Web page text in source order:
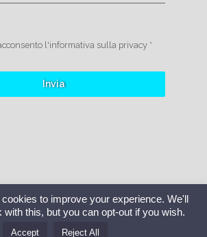
l'informativa sulla privacy *
Invia
All Rights Reserved
to improve your experience. We'll
this, but you can opt-out if you wish.
Accept Reject All